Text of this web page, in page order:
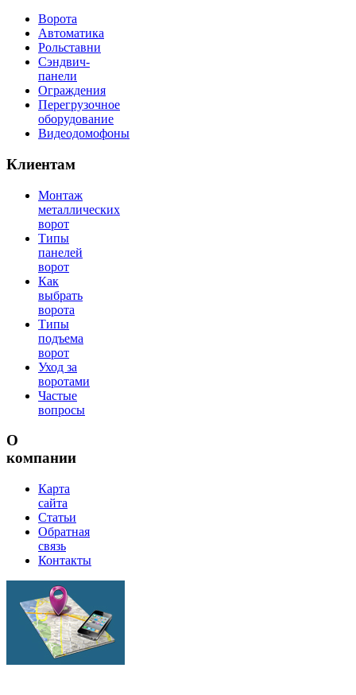
Ворота
Автоматика
Рольставни
Сэндвич-
панели
Ограждения
Перегрузочное
оборудование
Видеодомофоны
Клиентам
Монтаж
металлических
ворот
Типы
панелей
ворот
Как
выбрать
ворота
Типы
подъема
ворот
Уход за
воротами
Частые
вопросы
О
компании
Карта
сайта
Статьи
Обратная
связь
Контакты